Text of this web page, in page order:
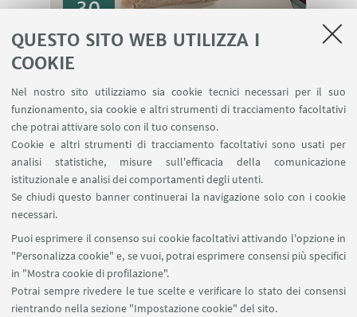
QUESTO SITO WEB UTILIZZA I
COOKIE
Nel nostro sito utilizziamo sia cookie tecnici necessari per il suo
funzionamento, sia cookie e altri strumenti di tracciamento facoltativi
che potrai attivare solo con il tuo consenso.
Cookie e altri strumenti di tracciamento facoltativi sono usati per
analisi statistiche, misure sull'efficacia della comunicazione
istituzionale e analisi dei comportamenti degli utenti.
Se chiudi questo banner continuerai la navigazione solo con i cookie
necessari.
Puoi esprimere il consenso sui cookie facoltativi attivando l'opzione in
"Personalizza cookie" e, se vuoi, potrai esprimere consensi più specifici
in "Mostra cookie di profilazione".
Potrai sempre rivedere le tue scelte e verificare lo stato dei consensi
rientrando nella sezione "Impostazione cookie" del sito.
30
SET TIROCINIO
Tirocinio Chirurgia
Vedi tutti
DIMEVET, Via Tolara di Sopra 50, 40064 Ozzano
dell'Emilia (BO), Italy
+39 051 2097057
dimevet.csl@unibo.it